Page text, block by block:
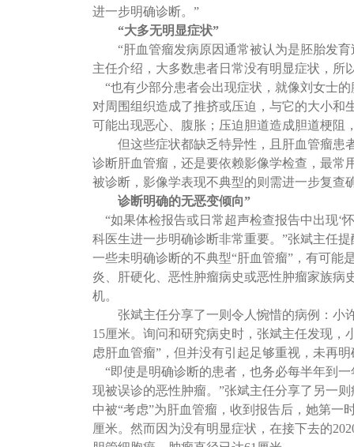
进一步明确诊断。”
“大多无明显症状”
“肝血管瘤发病原因通常被认为是胚胎发
主任介绍，大多数患者日常没有明显症状，所
“也有少部分患者会出现症状，就像刘女士
对周围组织造成了推挤或压迫，与它的大小和
可能出现恶心、腹胀；压迫胆道造成胆道梗阻
但这些症状都缺乏特异性，且肝血管瘤患
诊断肝血管瘤，还是要依赖影像学检查，最常
被诊断，影像学表现不典型的则需进一步复查
诊断明确的无恶变倾向”
“如果体检报告或日常超声检查报告中出现‘
科医生进一步明确诊断非常重要。”张斌主任
一些未明确诊断的不典型“肝血管瘤”，有可能
炎、肝硬化、恶性肿瘤病史或恶性肿瘤家族病
机。
张斌主任分享了一则令人惋惜的病例：小
15厘米。询问和研究病史时，张斌主任发现，
虑肝血管瘤”，但并没有引起足够重视，未再
“即使是明确诊断的患者，也务必每半年到
现被误诊的恶性肿瘤。”张斌主任分享了另一
中被“考虑”为肝血管瘤，收到报告后，她第一
厘米。然而因为没有明显症状，在接下去的